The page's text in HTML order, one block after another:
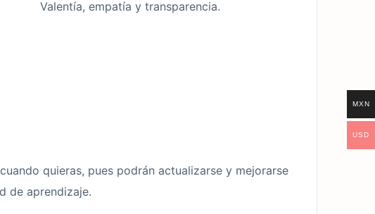
Valentía, empatía y transparencia.
quieras, pues podrán actualizarse y mejorarse
de aprendizaje.
MXN
USD